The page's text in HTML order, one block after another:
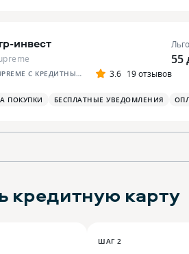
инвест
MIR SUPREME С КРЕДИТНЫМ ЛИМИТОМ 3.6 19 отзывов
55
ПОКУПКИ БЕСПЛАТНЫЕ УВЕДОМЛЕНИЯ
кредитную карту
ШАГ 2